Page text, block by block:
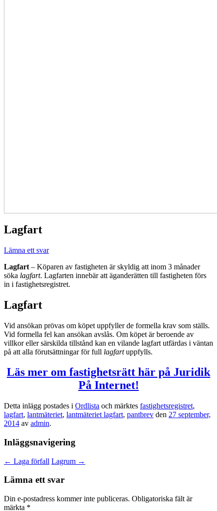
Lagfart
Lämna ett svar
Lagfart – Köparen av fastigheten är skyldig att inom 3 månader
söka lagfart. Lagfarten innebär att äganderätten till fastigheten förs
in i fastighetsregistret.
Lagfart
Vid ansökan prövas om köpet uppfyller de formella krav som ställs.
Vid formella fel kan ansökan avslås. Om köpet är beroende av
villkor eller särskilda tillstånd kan en vilande lagfart utfärdas i väntan
på att alla förutsättningar för full lagfartuppfylls.
Läs mer om fastighetsrätt här på Juridik
På Internet!
Detta inlägg postades i Ordlista och märktes fastighetsregistret,
lagfart, lantmäteriet, lantmäteriet lagfart, pantbrev den 27 september,
2014 av admin.
Inläggsnavigering
← Laga förfall Lagrum →
Lämna ett svar
Din e-postadress kommer inte publiceras. Obligatoriska fält är
märkta *